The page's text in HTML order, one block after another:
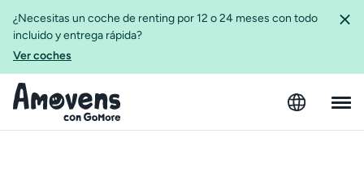
¿Necesitas un coche de renting por 12 o 24 meses con todo
incluido y entrega rápida?
Ver coches